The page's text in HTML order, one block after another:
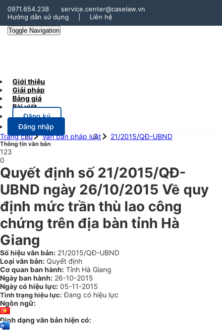
0971.654.238
service.center@caselaw.vn
Hướng dẫn sử dụng
Liên hệ
Toggle Navigation
Giới thiệu
Giải pháp
Bảng giá
Bài viết
Đăng ký
Đăng nhập
Trang chủ
Văn bản pháp luật 21/2015/QĐ-UBND
Thông tin văn bản
123
0
Quyết định số 21/2015/QĐ-
UBND ngày 26/10/2015 Về quy
định mức trần thù lao công
chứng trên địa bàn tỉnh Hà
Giang
Số hiệu văn bản: 21/2015/QĐ-UBND
Loại văn bản: Quyết định
Cơ quan ban hành: Tỉnh Hà Giang
Ngày ban hành: 26-10-2015
Ngày có hiệu lực: 05-11-2015
Tình trạng hiệu lực: Đang có hiệu lực
Ngôn ngữ:
Định dạng văn bản hiện có: